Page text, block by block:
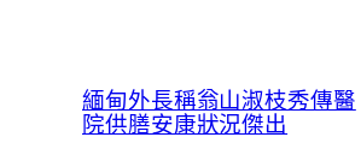
緬甸外長稱翁山淑枝秀傳醫
院供膳安康狀況傑出